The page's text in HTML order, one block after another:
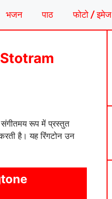
भजन पाठ फोटो / इमेज
Stotram
संगीतमय रूप में प्रस्तुत
है। यह रिंगटोन उन